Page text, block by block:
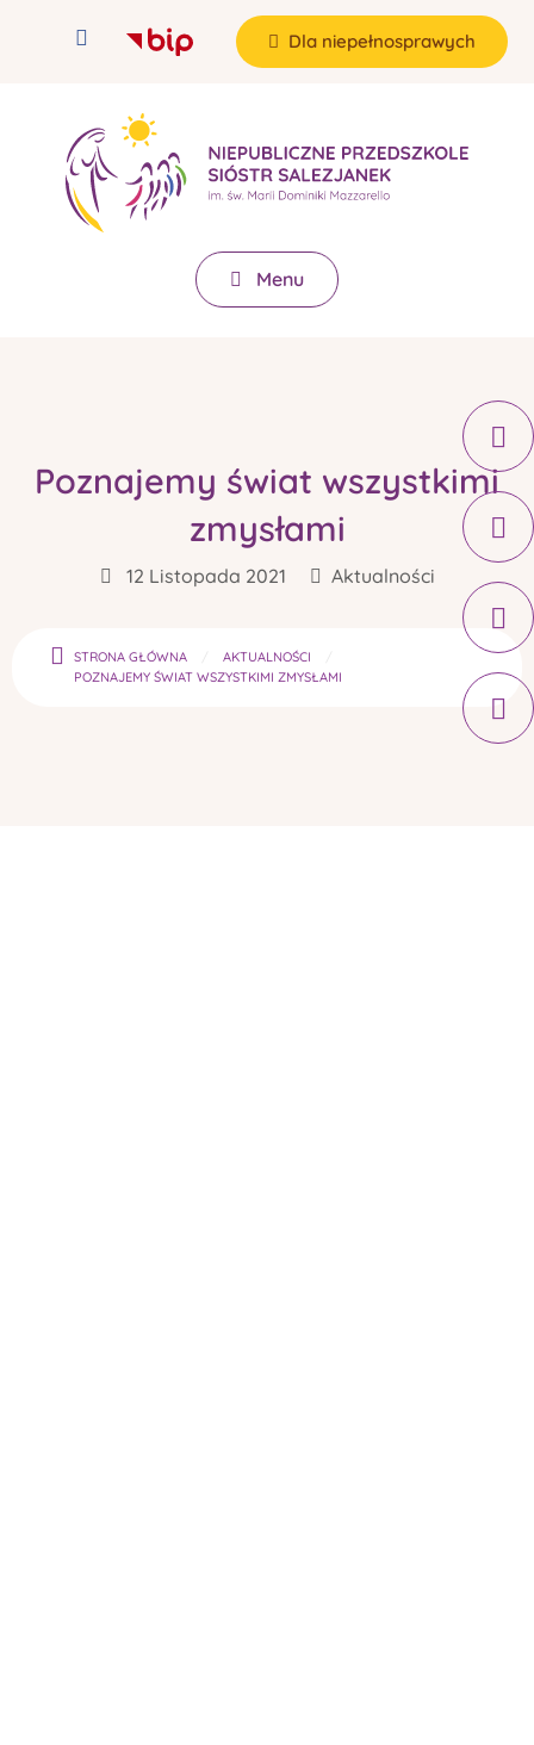
Dla niepełnosprawych
Menu
Poznajemy świat wszystkimi
zmysłami
12 Listopada 2021 Aktualności
STRONA GŁÓWNA
AKTUALNOŚCI
POZNAJEMY ŚWIAT WSZYSTKIMI ZMYSŁAMI